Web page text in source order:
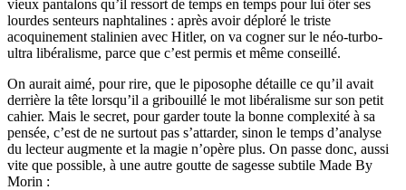
vieux pantalons qu’il ressort de temps en temps pour lui ôter ses
lourdes senteurs naphtalines : après avoir déploré le triste
acoquinement stalinien avec Hitler, on va cogner sur le néo-turbo-
ultra libéralisme, parce que c’est permis et même conseillé.
On aurait aimé, pour rire, que le piposophe détaille ce qu’il avait
derrière la tête lorsqu’il a gribouillé le mot libéralisme sur son petit
cahier. Mais le secret, pour garder toute la bonne complexité à sa
pensée, c’est de ne surtout pas s’attarder, sinon le temps d’analyse
du lecteur augmente et la magie n’opère plus. On passe donc, aussi
vite que possible, à une autre goutte de sagesse subtile Made By
Morin :